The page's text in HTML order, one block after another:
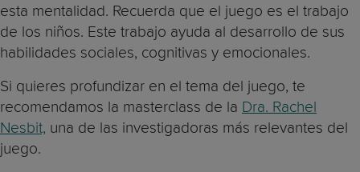
esta mentalidad. Recuerda que el juego es el trabajo
de los niños. Este trabajo ayuda al desarrollo de sus
habilidades sociales, cognitivas y emocionales.
Si quieres profundizar en el tema del juego, te
recomendamos la masterclass de la Dra. Rachel
Nesbit, una de las investigadoras más relevantes del
juego.